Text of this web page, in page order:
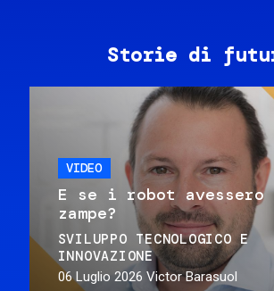
Storie di
VIDEO
E se i robot avessero
zampe?
SVILUPPO TECNOLOGICO E
INNOVAZIONE
06 Luglio 2026 Victor Barasuol